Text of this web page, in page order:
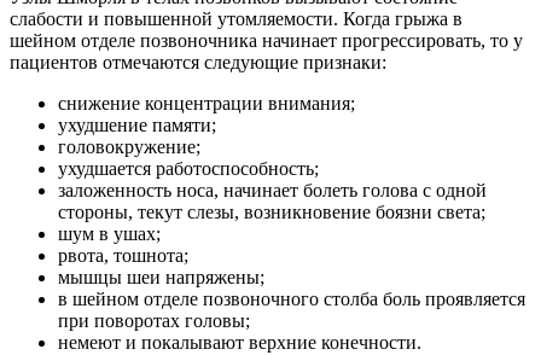
слабости и повышенной утомляемости. Когда грыжа в
шейном отделе позвоночника начинает прогрессировать, то у
пациентов отмечаются следующие признаки:
снижение концентрации внимания;
ухудшение памяти;
головокружение;
ухудшается работоспособность;
заложенность носа, начинает болеть голова с одной
стороны, текут слезы, возникновение боязни света;
шум в ушах;
рвота, тошнота;
мышцы шеи напряжены;
в шейном отделе позвоночного столба боль проявляется
при поворотах головы;
немеют и покалывают верхние конечности.